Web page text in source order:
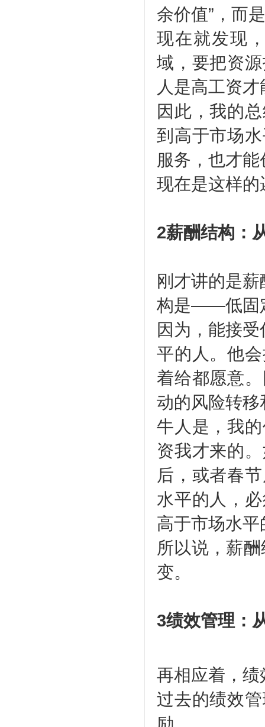
余价值”，而
现在就发现
域，要把资
人是高工资
因此，我的
到高于市场
服务，也才
现在是这样的
2薪酬结构：
刚才讲的是
构是——低固
因为，能接
平的人。他
着给都愿意
动的风险转移
牛人是，我
资我才来的
后，或者春
水平的人，
高于市场水平
所以说，薪
变。
3绩效管理：
再相应着，
过去的绩效